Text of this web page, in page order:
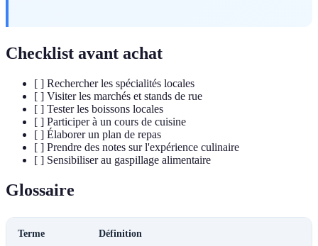
Checklist avant achat
[ ] Rechercher les spécialités locales
[ ] Visiter les marchés et stands de rue
[ ] Tester les boissons locales
[ ] Participer à un cours de cuisine
[ ] Élaborer un plan de repas
[ ] Prendre des notes sur l'expérience culinaire
[ ] Sensibiliser au gaspillage alimentaire
Glossaire
Terme Définition